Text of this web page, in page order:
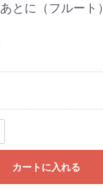
とに（フルート）
カートに入れる